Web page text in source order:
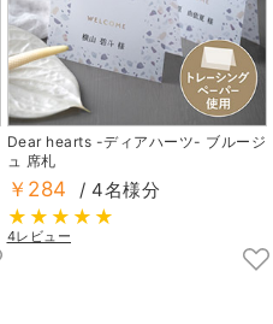
Dear hearts -ディアハーツ- ブルージ
ュ 席札
￥284 / 4名様分
4レビュー